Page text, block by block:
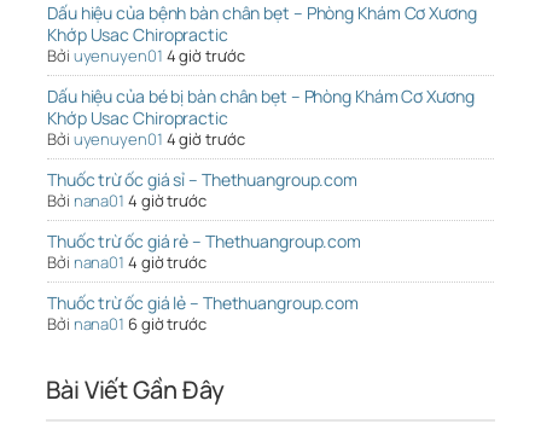
Dấu hiệu của bệnh bàn chân bẹt – Phòng Khám Cơ Xương
Khớp Usac Chiropractic
Bởi uyenuyen01 4 giờ trước
Dấu hiệu của bé bị bàn chân bẹt – Phòng Khám Cơ Xương
Khớp Usac Chiropractic
Bởi uyenuyen01 4 giờ trước
Thuốc trừ ốc giá sỉ – Thethuangroup.com
Bởi nana01 4 giờ trước
Thuốc trừ ốc giá rẻ – Thethuangroup.com
Bởi nana01 4 giờ trước
Thuốc trừ ốc giá lẻ – Thethuangroup.com
Bởi nana01 6 giờ trước
Bài Viết Gần Đây